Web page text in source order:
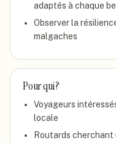
adaptés à chaque
Observer la
malgaches
Pour qui ?
Voyageurs
locale
Routards cherchant